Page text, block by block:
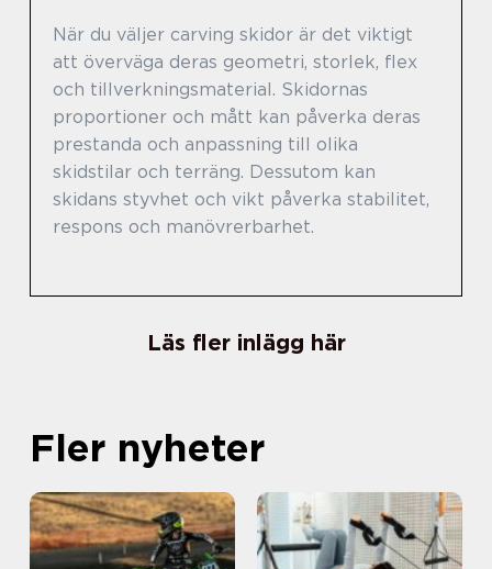
När du väljer carving skidor är det viktigt
att överväga deras geometri, storlek, flex
och tillverkningsmaterial. Skidornas
proportioner och mått kan påverka deras
prestanda och anpassning till olika
skidstilar och terräng. Dessutom kan
skidans styvhet och vikt påverka stabilitet,
respons och manövrerbarhet.
Läs fler inlägg här
Fler nyheter